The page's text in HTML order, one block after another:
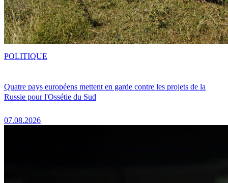
Quatre pays européens mettent en garde contre les projets de la
Russie pour l'Ossétie du Sud
07.08.2026
POLITIQUE